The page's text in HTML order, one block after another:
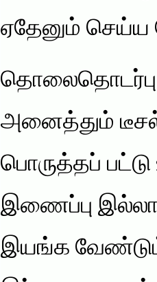
ஏதேனும்
தொலைதொடர்பு
அனைத்தும்
பொருத்தப்
இணைப்பு
இயங்க